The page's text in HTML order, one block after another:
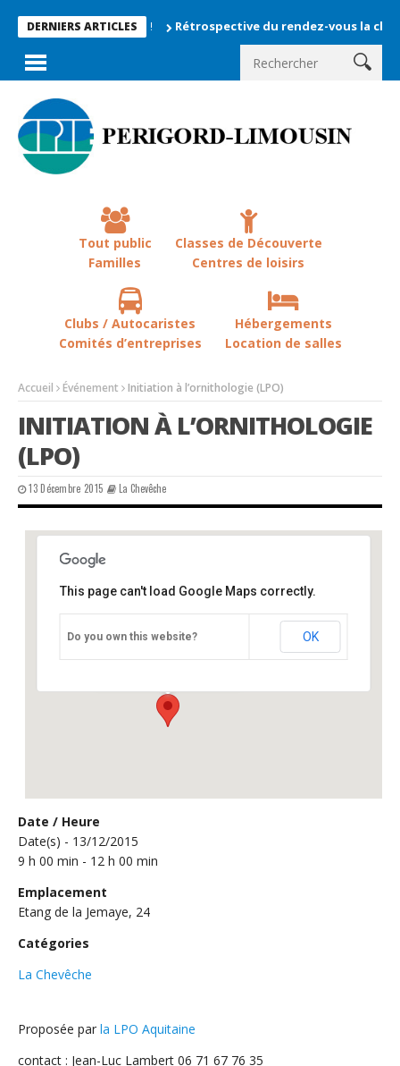
DERNIERS ARTICLESRétrospective du rendez-vous la chevêche
Tout public
Familles
Classes de Découverte
Centres de loisirs
Clubs / Autocaristes
Comités d’entreprises
Hébergements
Location de salles
Accueil Événement Initiation à l’ornithologie (LPO)
INITIATION À L’ORNITHOLOGIE
(LPO)
13 Décembre 2015 La Chevêche
Etang de la Jemaye, 24
Événements
This page can't load Google Maps correctly.
Do you own this website? OK
Date / Heure
Date(s) - 13/12/2015
9 h 00 min - 12 h 00 min
Emplacement
Etang de la Jemaye, 24
Catégories
La Chevêche
Proposée par la LPO Aquitaine
contact : Jean-Luc Lambert 06 71 67 76 35